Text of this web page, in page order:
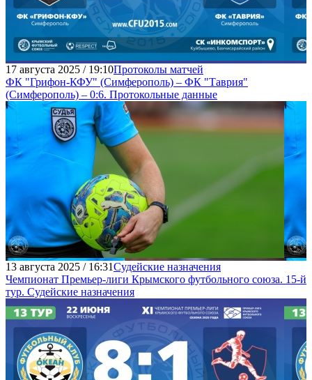
17 августа 2025 / 19:10Протоколы матчей
ФК "Грифон-КФУ" (Симферополь) – ФК "Таврия"
(Симферополь) – 0:6. Протокольные данные
13 августа 2025 / 16:31Судейские назначения
Чемпионат Премьер-лиги Крымского футбольного союза. 15-й
тур. Судейские назначения